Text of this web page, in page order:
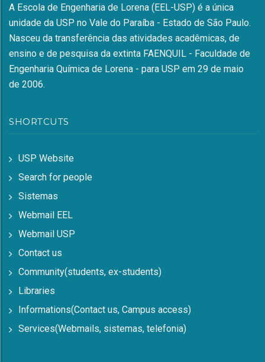
A Escola de Engenharia de Lorena (EEL-USP) é a única
unidade da USP no Vale do Paraíba - Estado de São Paulo.
Nasceu da transferência das atividades acadêmicas, de
ensino e de pesquisa da extinta FAENQUIL - Faculdade de
Engenharia Química de Lorena - para USP em 29 de maio
de 2006.
SHORTCUTS
USP Website
Search for people
Sistemas
Webmail EEL
Webmail USP
Contact us
Community(students, ex-students)
Libraries
Informations(Contact us, Campus access)
Services(Webmails, sistemas, telefonia)